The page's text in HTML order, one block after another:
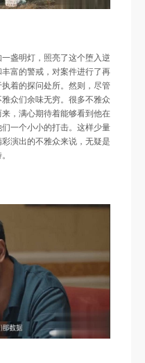
盏明灯，照亮了这个堕入逆
富的警戒，对案件进行了再
着的探问处所。然则，尽管
众们余味无穷。很多不雅众
，满心期待着能够看到他在
一个小小的打击。这样少量
演出的不雅众来说，无疑是